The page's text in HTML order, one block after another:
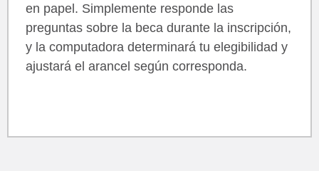
en papel. Simplemente responde las
preguntas sobre la beca durante la inscripción,
y la computadora determinará tu elegibilidad y
ajustará el arancel según corresponda.